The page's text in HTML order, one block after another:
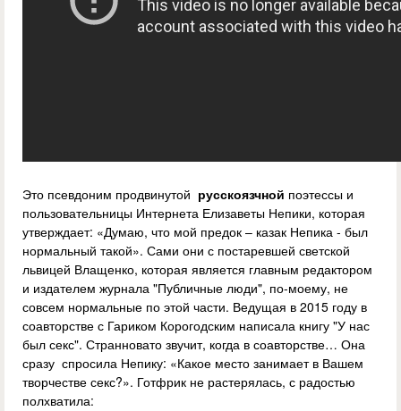
Это псевдоним продвинутой русскоязчной поэтессы и
пользовательницы Интернета Елизаветы Непики, которая
утверждает: «Думаю, что мой предок – казак Непика - был
нормальный такой». Сами они с постаревшей светской
львицей Влащенко, которая является главным редактором
и издателем журнала "Публичные люди", по-моему, не
совсем нормальные по этой части. Ведущая в 2015 году в
соавторстве с Гариком Корогодским написала книгу "У нас
был секс". Странновато звучит, когда в соавторстве… Она
сразу спросила Непику: «Какое место занимает в Вашем
творчестве секс?». Готфрик не растерялась, с радостью
полхватила: